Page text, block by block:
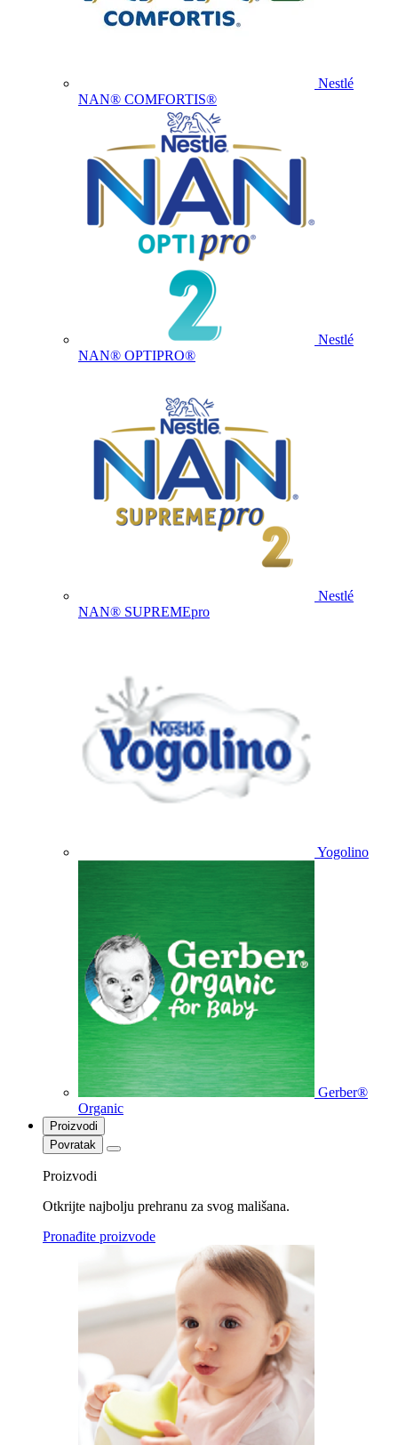
Nestlé
NAN® COMFORTIS®
Nestlé
NAN® OPTIPRO®
Nestlé
NAN® SUPREMEpro
Yogolino
Gerber®
Organic
Proizvodi
Povratak
Proizvodi
Otkrijte najbolju prehranu za svog mališana.
Pronađite proizvode